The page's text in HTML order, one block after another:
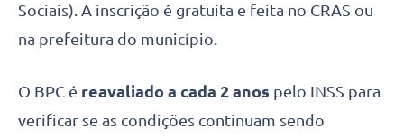
Sociais). A inscrição é gratuita e feita no CRAS ou
na prefeitura do município.
O BPC é reavaliado a cada 2 anos pelo INSS para
verificar se as condições continuam sendo